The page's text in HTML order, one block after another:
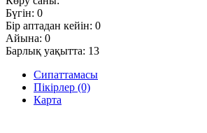
Бүгін: 0
Бір аптадан кейін: 0
Айына: 0
Барлық уақытта: 13
Сипаттамасы
Пікірлер (0)
Карта